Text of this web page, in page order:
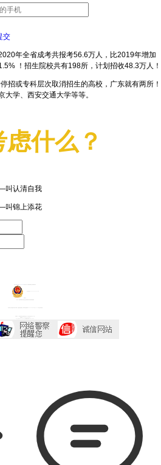
交
年全省成考共报考56.6万人，比2019年增加
！招生院校共有198所，计划招收48.3万人！
招或专科层次取消招生的高校，广东就有两所！
学、西安交通大学等等。
什么？
叫认清自我
叫锦上添花